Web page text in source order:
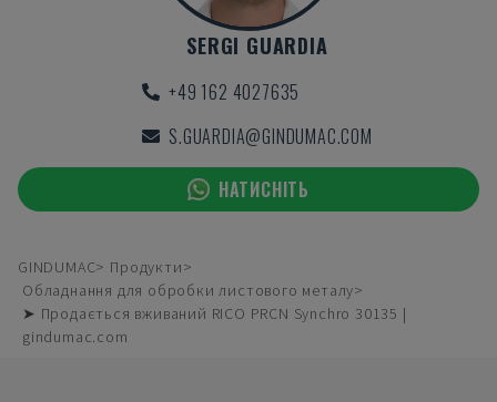
SERGI GUARDIA
+49 162 4027635
S.GUARDIA@GINDUMAC.COM
НАТИСНІТЬ
GINDUMAC
Продукти
Обладнання для обробки листового металу
➤ Продається вживаний RICO PRCN Synchro 30135 |
gindumac.com